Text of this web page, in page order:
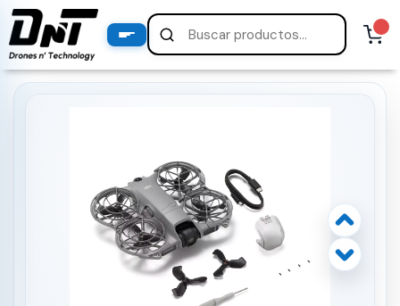
PRODUCTOS
productos destacados